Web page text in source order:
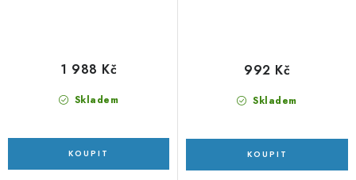
Skladem
1 988 Kč
Skladem
992 Kč